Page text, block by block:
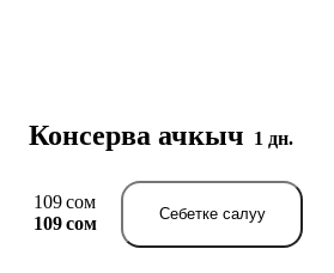
Консерва ачкыч 1 дн.
109 сом
109 сом
Себетке салуу